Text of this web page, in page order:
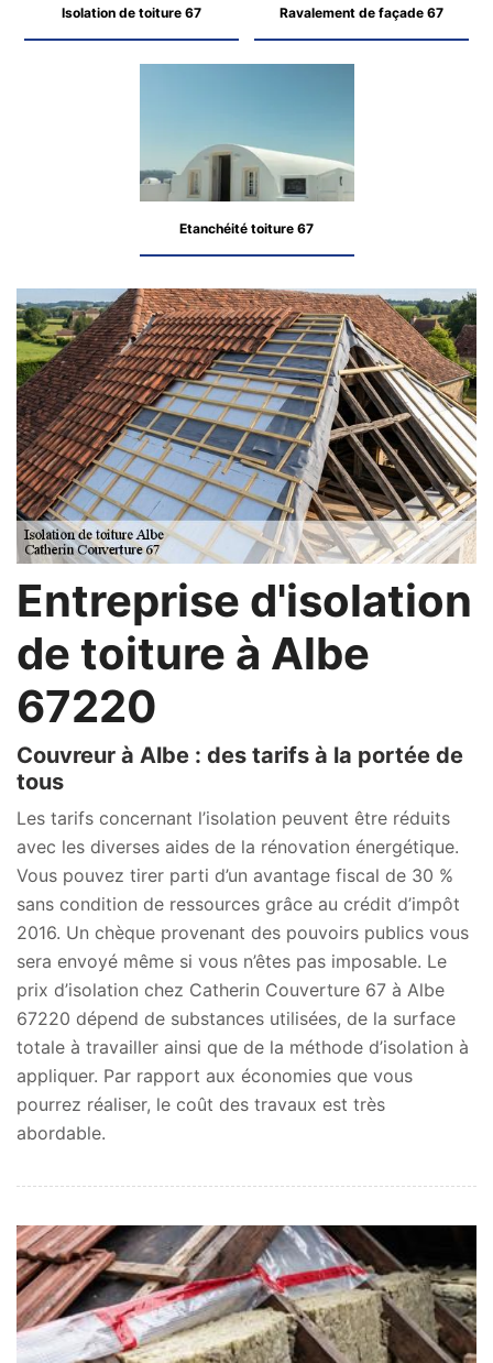
Isolation de toiture 67 Ravalement de façade 67
Etanchéité toiture 67
Entreprise d'isolation
de toiture à Albe
67220
Couvreur à Albe : des tarifs à la portée de
tous
Les tarifs concernant l’isolation peuvent être réduits
avec les diverses aides de la rénovation énergétique.
Vous pouvez tirer parti d’un avantage fiscal de 30 %
sans condition de ressources grâce au crédit d’impôt
2016. Un chèque provenant des pouvoirs publics vous
sera envoyé même si vous n’êtes pas imposable. Le
prix d’isolation chez Catherin Couverture 67 à Albe
67220 dépend de substances utilisées, de la surface
totale à travailler ainsi que de la méthode d’isolation à
appliquer. Par rapport aux économies que vous
pourrez réaliser, le coût des travaux est très
abordable.